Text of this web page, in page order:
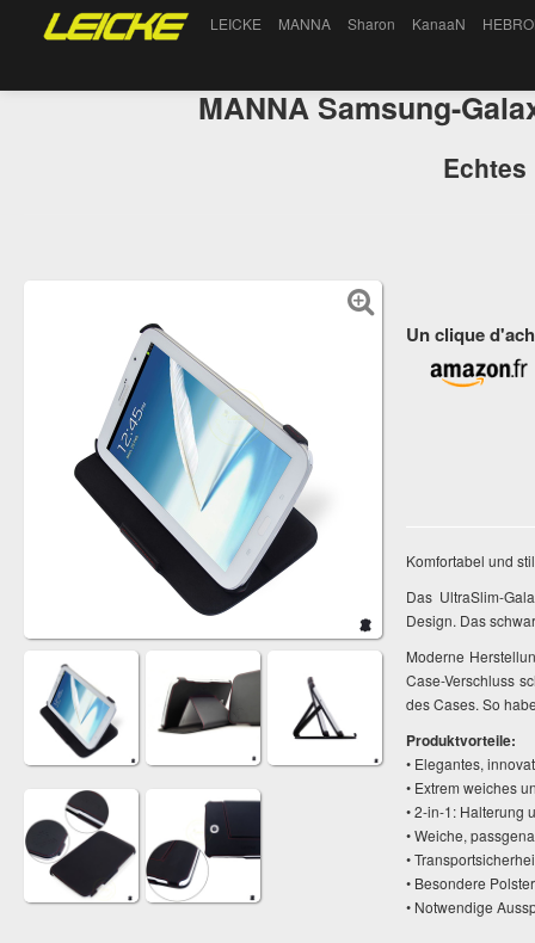
LEICKE MANNA Sharon KanaaN
MANNA Samsung-
Echtes
Un clique
Komfortabel und
Das UltraSlim-
Design. Das
Moderne
Case-Verschluss
des Cases. So
Produktvorteile:
• Elegantes,
• Extrem weiches
• 2-in-1: Halterung
• Weiche,
•
• Besondere
• Notwendige